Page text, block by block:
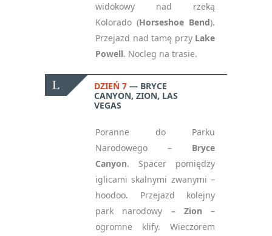
widokowy nad rzeką
Kolorado (Horseshoe Bend).
Przejazd nad tamę przy Lake
Powell. Nocleg na trasie.
DZIEŃ 7
BRYCE
CANYON, ZION, LAS
VEGAS
Poranne do Parku
Narodowego – Bryce
Canyon. Spacer pomiędzy
iglicami skalnymi zwanymi –
hoodoo. Przejazd kolejny
park narodowy – Zion –
ogromne klify. Wieczorem